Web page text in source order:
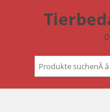
Suchen
nach: